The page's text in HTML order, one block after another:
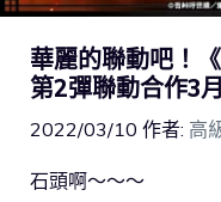
華麗的聯動吧！
第2彈聯動合作3
2022/03/10 作者: 高
石頭啊～～～